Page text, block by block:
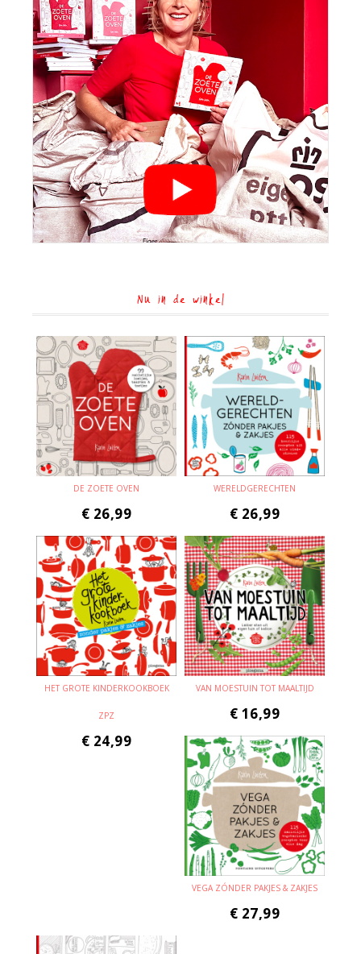
Nu in de winkel
DE ZOETE OVEN
€ 26,99
WERELDGERECHTEN
€ 26,99
HET GROTE KINDERKOOKBOEK
ZPZ
€ 24,99
VAN MOESTUIN TOT MAALTIJD
€ 16,99
VEGA ZÓNDER PAKJES & ZAKJES
€ 27,99